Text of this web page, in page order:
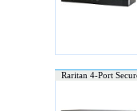
Raritan 4-Port